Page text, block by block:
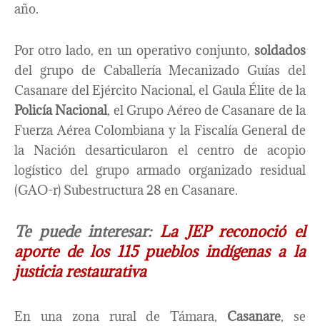
año.
Por otro lado, en un operativo conjunto, soldados
del grupo de Caballería Mecanizado Guías del
Casanare del Ejército Nacional, el Gaula Élite de la
Policía Nacional, el Grupo Aéreo de Casanare de la
Fuerza Aérea Colombiana y la Fiscalía General de
la Nación desarticularon el centro de acopio
logístico del grupo armado organizado residual
(GAO-r) Subestructura 28 en Casanare.
Te puede interesar: La JEP reconoció el
aporte de los 115 pueblos indígenas a la
justicia restaurativa
En una zona rural de Támara, Casanare, se